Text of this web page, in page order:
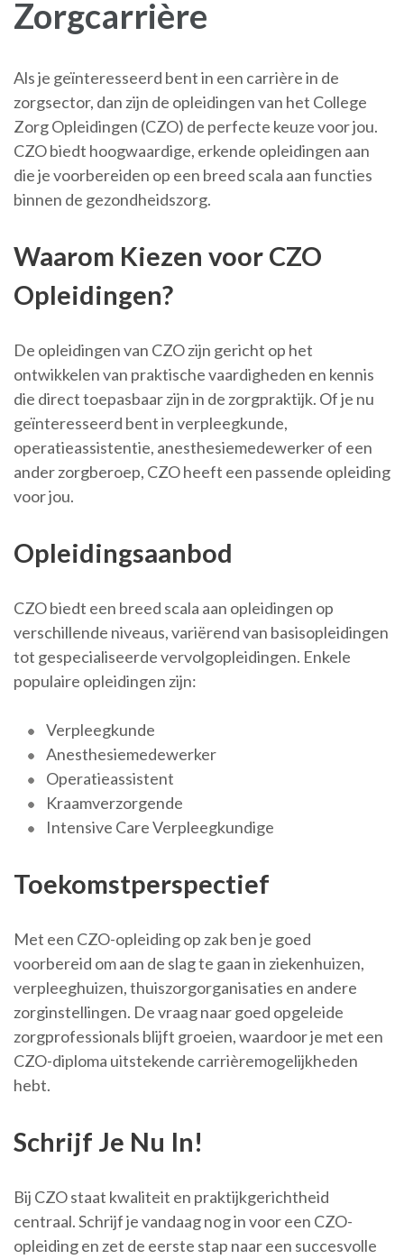
Zorgcarrière
Als je geïnteresseerd bent in een carrière in de
zorgsector, dan zijn de opleidingen van het College
Zorg Opleidingen (CZO) de perfecte keuze voor jou.
CZO biedt hoogwaardige, erkende opleidingen aan
die je voorbereiden op een breed scala aan functies
binnen de gezondheidszorg.
Waarom Kiezen voor CZO
Opleidingen?
De opleidingen van CZO zijn gericht op het
ontwikkelen van praktische vaardigheden en kennis
die direct toepasbaar zijn in de zorgpraktijk. Of je nu
geïnteresseerd bent in verpleegkunde,
operatieassistentie, anesthesiemedewerker of een
ander zorgberoep, CZO heeft een passende opleiding
voor jou.
Opleidingsaanbod
CZO biedt een breed scala aan opleidingen op
verschillende niveaus, variërend van basisopleidingen
tot gespecialiseerde vervolgopleidingen. Enkele
populaire opleidingen zijn:
Verpleegkunde
Anesthesiemedewerker
Operatieassistent
Kraamverzorgende
Intensive Care Verpleegkundige
Toekomstperspectief
Met een CZO-opleiding op zak ben je goed
voorbereid om aan de slag te gaan in ziekenhuizen,
verpleeghuizen, thuiszorgorganisaties en andere
zorginstellingen. De vraag naar goed opgeleide
zorgprofessionals blijft groeien, waardoor je met een
CZO-diploma uitstekende carrièremogelijkheden
hebt.
Schrijf Je Nu In!
Bij CZO staat kwaliteit en praktijkgerichtheid
centraal. Schrijf je vandaag nog in voor een CZO-
opleiding en zet de eerste stap naar een succesvolle